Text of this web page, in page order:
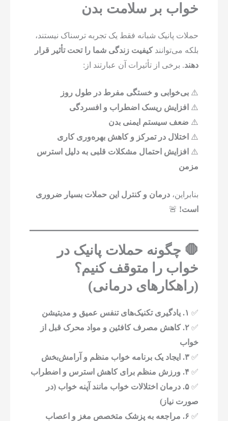
خواب بر سلامت بدن
حملات پانیک شبانه فقط یک تجربه ترسناک نیستند،
بلکه می‌توانندکیفیت زندگی شما را تحت تأثیر قرار
دهند. برخی از تأثیرات آن عبارتند از:
⚠️بی‌خوابی و خستگی مفرط در طول روز
⚠️ افزایش ریسک اضطراب و افسردگی
⚠️ ضعف سیستم ایمنی بدن
⚠️ اختلال در تمرکز و کاهش بهره‌وری کاری
⚠️ افزایش احتمال مشکلات قلبی به دلیل استرس
مزمن
بنابراین،درمان و کنترل این حملات بسیار ضروری
است! 🚨
🛑 چگونه حملات پانیک در
خواب را متوقف کنیم؟
(راهکارهای درمانی)
✅ ۱. یادگیری تکنیک‌های تنفس عمیق و مدیتیشن
✅ ۲. کاهش مصرف کافئین و مواد محرک قبل از
خواب
✅۳. ایجاد یک برنامه خواب منظم و آرامش‌بخش
✅۴. ورزش منظم برای کاهش استرس و اضطراب
✅ ۵. درمان اختلالات خواب مانند آپنه خواب (در
صورت نیاز)
✅
۶. مراجعه به پزشک متخصص مغز و اعصاب